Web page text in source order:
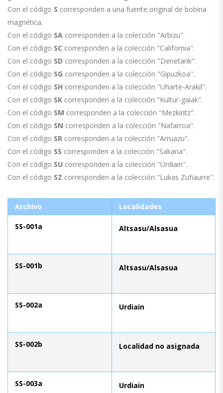
Con el código S corresponden a una fuente original de bobina
magnética.
Con el código SA corresponden a la colección "Arbizu".
Con el código SC corresponden a la colección "California".
Con el código SD corresponden a la colección "Denetarik".
Con el código SG corresponden a la colección "Gipuzkoa".
Con el código SH corresponden a la colección "Uharte-Arakil".
Con el código SK corresponden a la colección "Kultur-gaiak".
Con el código SM corresponden a la colección "Mezkiritz".
Con el código SN corresponden a la colección "Nafarroa".
Con el código SR corresponden a la colección "Arruazu".
Con el código SS corresponden a la colección "Sakana".
Con el código SU corresponden a la colección "Urdiain".
Con el código SZ corresponden a la colección "Lukas Zufiaurre".
Archivo Localidades
SS-001a Altsasu/Alsasua
SS-001b Altsasu/Alsasua
SS-002a Urdiain
SS-002b Localidad no asignada
SS-003a Urdiain